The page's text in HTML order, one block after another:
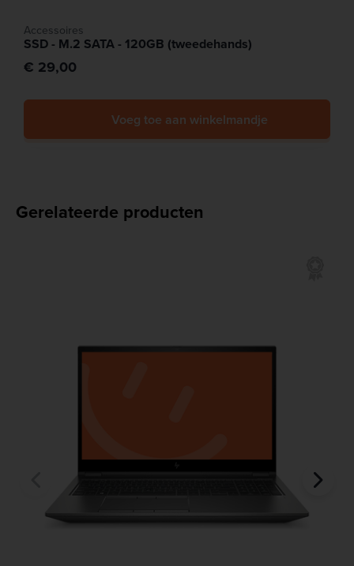
Accessoires
SSD - M.2 SATA - 120GB (tweedehands)
€ 29,00
Voeg toe aan winkelmandje
Gerelateerde producten